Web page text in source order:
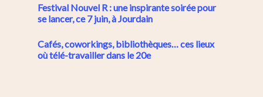
Festival Nouvel R : une inspirante soirée pour
se lancer, ce 7 juin, à Jourdain
Cafés, coworkings, bibliothèques… ces lieux
où télé-travailler dans le 20e